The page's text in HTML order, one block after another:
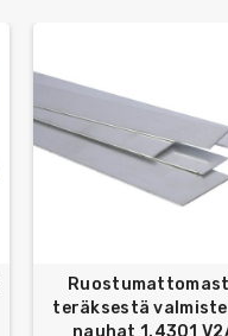
teräksestä